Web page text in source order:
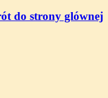
do strony glównej